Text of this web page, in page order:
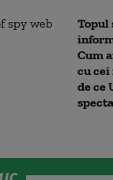
Topul
Cum
cu
de ce